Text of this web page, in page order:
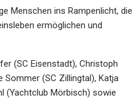
Menschen ins Rampenlicht, die
ermöglichen und
(SC Eisenstadt), Christoph
Sommer (SC Zillingtal), Katja
(Yachtclub Mörbisch) sowie